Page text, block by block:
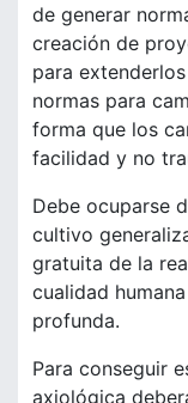
de generar
creación de
para
normas para
forma que los
facilidad y no
Debe ocuparse
cultivo
gratuita de la
cualidad
profunda.
Para conseguir
axiológica